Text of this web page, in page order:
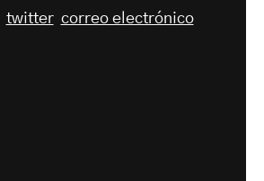
twitter correo electrónico